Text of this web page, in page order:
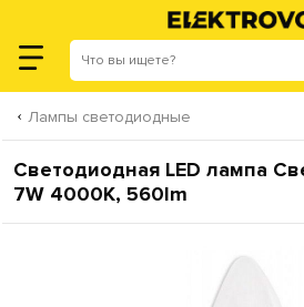
Лампы светодиодные
Светодиодная LED лампа
7W 4000K, 560lm